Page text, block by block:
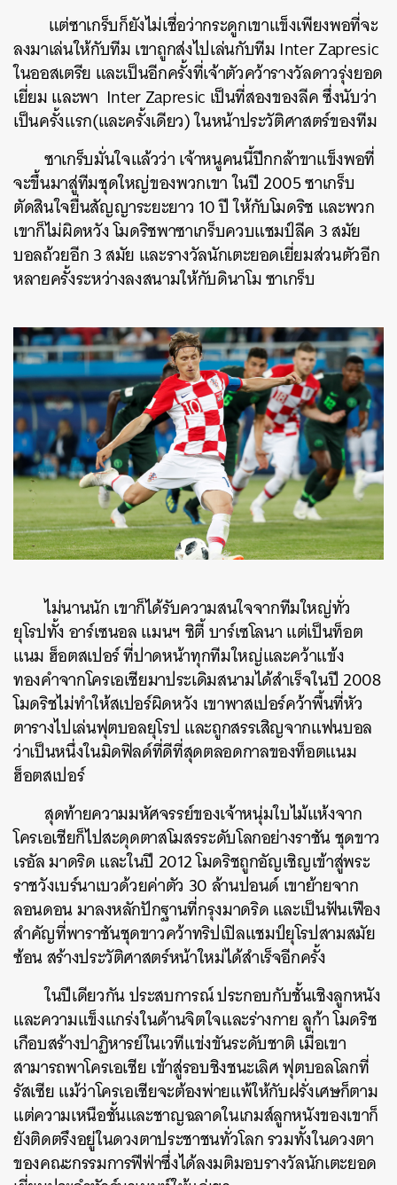
แต่ซาเกร็บก็ยังไม่เชื่อว่ากระดูกเขาแข็งเพียงพอที่จะ
ลงมาเล่นให้กับทีม เขาถูกส่งไปเล่นกับทีม Inter Zapresic
ในออสเตรีย และเป็นอีกครั้งที่เจ้าตัวคว้ารางวัลดาวรุ่งยอด
เยี่ยม และพา Inter Zapresic เป็นที่สองของลีค ซึ่งนับว่า
เป็นครั้งแรก(และครั้งเดียว) ในหน้าประวัติศาสตร์ของทีม
ซาเกร็บมั่นใจแล้วว่า เจ้าหนูคนนี้ปีกกล้าขาแข็งพอที่
จะขึ้นมาสู่ทีมชุดใหญ่ของพวกเขา ในปี 2005 ซาเกร็บ
ตัดสินใจยื่นสัญญาระยะยาว 10 ปี ให้กับโมดริช และพวก
เขาก็ไม่ผิดหวัง โมดริชพาซาเกร็บควบแชมป์ลีค 3 สมัย
บอลถ้วยอีก 3 สมัย และรางวัลนักเตะยอดเยี่ยมส่วนตัวอีก
หลายครั้งระหว่างลงสนามให้กับดินาโม ซาเกร็บ
ไม่นานนัก เขาก็ได้รับความสนใจจากทีมใหญ่ทั่ว
ยุโรปทั้ง อาร์เซนอล แมนฯ ซิตี้ บาร์เซโลนา แต่เป็นท็อต
แนม ฮ็อตสเปอร์ ที่ปาดหน้าทุกทีมใหญ่และคว้าแข้ง
ทองคำจากโครเอเชียมาประเดิมสนามได้สำเร็จในปี 2008
โมดริชไม่ทำให้สเปอร์ผิดหวัง เขาพาสเปอร์คว้าพื้นที่หัว
ตารางไปเล่นฟุตบอลยุโรป และถูกสรรเสิญจากแฟนบอล
ว่าเป็นหนึ่งในมิดฟิลด์ที่ดีที่สุดตลอดกาลของท็อตแนม
ฮ็อตสเปอร์
สุดท้ายความมหัศจรรย์ของเจ้าหนุ่มใบไม้แห้งจาก
โครเอเชียก็ไปสะดุดตาสโมสรระดับโลกอย่างราชัน ชุดขาว
เรอัล มาดริด และในปี 2012 โมดริชถูกอัญเชิญเข้าสู่พระ
ราชวังเบร์นาเบวด้วยค่าตัว 30 ล้านปอนด์ เขาย้ายจาก
ลอนดอน มาลงหลักปักฐานที่กรุงมาดริด และเป็นฟันเฟือง
สำคัญที่พาราชันชุดขาวคว้าทริปเปิลแชมป์ยุโรปสามสมัย
ซ้อน สร้างประวัติศาสตร์หน้าใหม่ได้สำเร็จอีกครั้ง
ในปีเดียวกัน ประสบการณ์ ประกอบกับชั้นเชิงลูกหนัง
และความแข็งแกร่งในด้านจิตใจและร่างกาย ลูก้า โมดริช
เกือบสร้างปาฏิหารย์ในเวทีแข่งขันระดับชาติ เมื่อเขา
สามารถพาโครเอเชีย เข้าสู่รอบชิงชนะเลิศ ฟุตบอลโลกที่
รัสเซีย แม้ว่าโครเอเชียจะต้องพ่ายแพ้ให้กับฝรั่งเศษก็ตาม
แต่ความเหนือชั้นและชาญฉลาดในเกมส์ลูกหนังของเขาก็
ยังติดตรึงอยู่ในดวงตาประชาชนทั่วโลก รวมทั้งในดวงตา
ของคณะกรรมการฟีฟ่าซึ่งได้ลงมติมอบรางวัลนักเตะยอด
SHARE TWEET LINE EMAIL